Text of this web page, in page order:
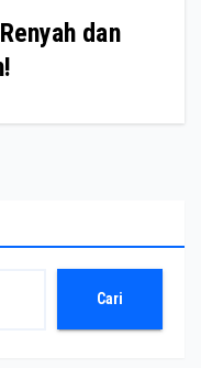
dan
Cari